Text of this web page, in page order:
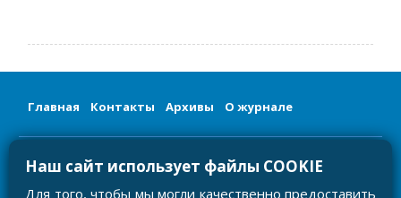
Наш сайт использует файлы COOKIE
Для того, чтобы мы могли качественно предоставить
Главная Контакты Архивы О журнале
Reclamation and Hydraulic Engineering»
Регистрационный номер и дата принятия решения о
регистрации: серия ЭЛ № ФС 77-81585 от 03.08.2021